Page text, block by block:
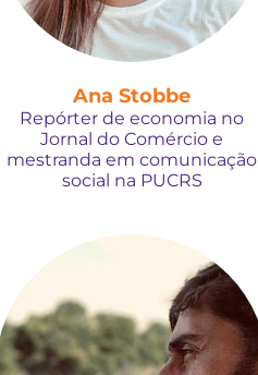
Ana Stobbe
Repórter de economia no
Jornal do Comércio e
mestranda em comunicação
social na PUCRS